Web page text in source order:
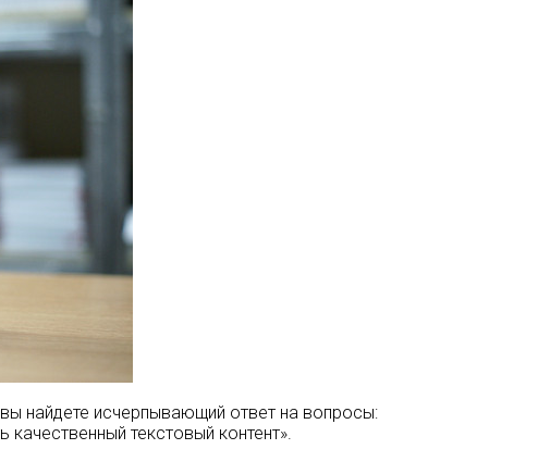
найдете исчерпывающий ответ на вопросы:
качественный текстовый контент».